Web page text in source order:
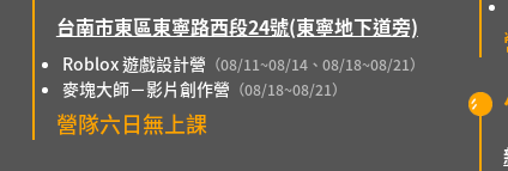
台南市東區東寧路西段24號(東寧地下道旁)
Roblox 遊戲設計營 （08/11~08/14、08/18~08/21）
麥塊大師－影片創作營 （08/18~08/21）
營隊六日無上課